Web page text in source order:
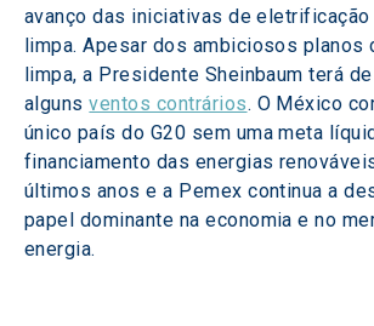
avanço das iniciativas de eletrificação
limpa. Apesar dos ambiciosos planos
limpa, a Presidente Sheinbaum terá
alguns ventos contrários. O México
único país do G20 sem uma meta
financiamento das energias
últimos anos e a Pemex continua a
papel dominante na economia e no
energia.